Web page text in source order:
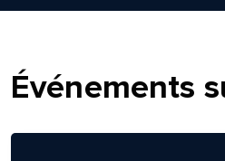
Événements